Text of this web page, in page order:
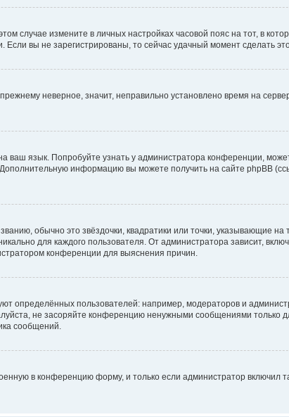
случае измените в личных настройках часовой пояс на тот, в
Если вы не зарегистрированы, то сейчас удачный момент сделать
неверное, значит, неправильно установлено время на
ваш язык. Попробуйте узнать у администратора конференции,
информацию вы можете получить на сайте phpBB
обычно это звёздочки, квадратики или точки, указывающие
для каждого пользователя. От администратора зависит,
конференции для выяснения причин.
определённых пользователей: например, модераторов и
не засоряйте конференцию ненужными сообщениями только
сообщений.
в конференцию форму, и только если администратор включил